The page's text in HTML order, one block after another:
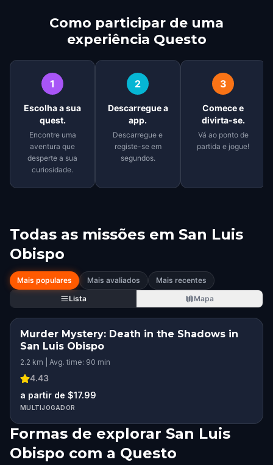
Como participar de uma
experiência Questo
1
Escolha a sua
quest.
Encontre uma
aventura que
desperte a sua
curiosidade.
2
Descarregue a
app.
Descarregue e
registe-se em
segundos.
3
Comece e
divirta-se.
Vá ao ponto de
partida e jogue!
Todas as missões em San Luis
Obispo
Mais populares Mais avaliados
Mais recentes
Lista
Mapa
Murder Mystery: Death in the Shadows in
San Luis Obispo
2.2 km | Avg. time: 90 min
4.43
a partir de $17.99
MULTIJOGADOR
Formas de explorar San Luis
Obispo com a Questo